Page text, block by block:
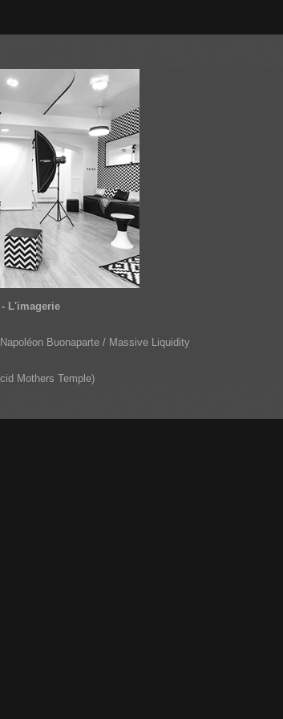
- L'imagerie
Buonaparte / Massive Liquidity
Mothers Temple)